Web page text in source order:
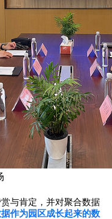
与肯定，并对聚合数据
作为园区成长起来的数